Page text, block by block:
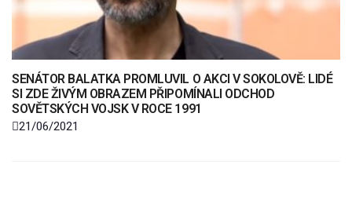
SENÁTOR BALATKA PROMLUVIL O AKCI V SOKOLOVĚ: LIDÉ
SI ZDE ŽIVÝM OBRAZEM PŘIPOMÍNALI ODCHOD
SOVĚTSKÝCH VOJSK V ROCE 1991
21/06/2021